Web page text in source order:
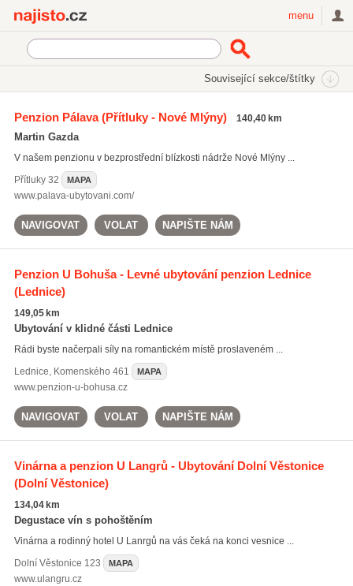
menu
Související sekce/štítky
ubytování jižní Morava
ubytování na cestách (2398)
Penzion Pálava(Přítluky - Nové Mlýny) 140,40 km
Martin Gazda
V našem penzionu v bezprostřední blízkosti nádrže Nové Mlýny ...
Přítluky32 MAPA
www.palava-ubytovani.com/
NAVIGOVAT VOLAT NAPIŠTE NÁM
Penzion U Bohuša - Levné ubytování penzion Lednice
(Lednice)
149,05 km
Ubytování v klidné části Lednice
Rádi byste načerpali síly na romantickém místě proslaveném ...
Lednice, Komenského 461 MAPA
www.penzion-u-bohusa.cz
NAVIGOVAT VOLAT NAPIŠTE NÁM
Vinárna a penzion U Langrů - Ubytování Dolní Věstonice
(Dolní Věstonice)
134,04 km
Degustace vín s pohoštěním
Vinárna a rodinný hotel U Lanrgů na vás čeká na konci vesnice ...
Dolní Věstonice 123 MAPA
www.ulangru.cz